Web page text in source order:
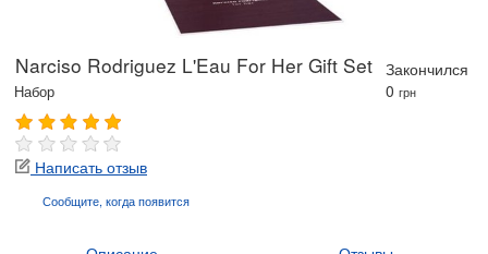
Narciso Rodriguez L'Eau For Her Gift Set
Набор
Закончился
0 грн
Написать отзыв
Сообщите, когдапоявится